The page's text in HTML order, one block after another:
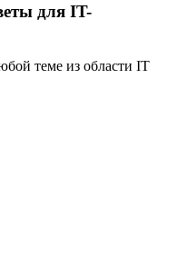
для IT-
теме из области IT